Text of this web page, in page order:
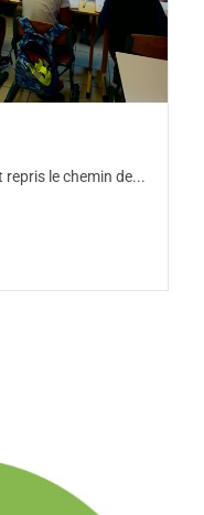
repris le chemin de...